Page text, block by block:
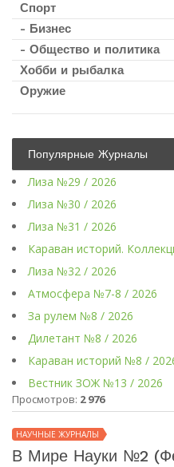
Спорт
- Бизнес
- Общество и политика
Хобби и рыбалка
Оружие
Популярные Журналы
Лиза №29 / 2026
Лиза №30 / 2026
Лиза №31 / 2026
Караван историй.
Лиза №32 / 2026
Атмосфера №7-8 / 2026
За рулем №8 / 2026
Дилетант №8 / 2026
Караван историй №8 /
Вестник ЗОЖ №13 / 2026
Просмотров: 2 976
НАУЧНЫЕ ЖУРНАЛЫ
В Мире Науки №2